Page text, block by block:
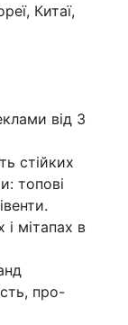
Китаї,
від 3
стійких
топові
і мітапах в
про-